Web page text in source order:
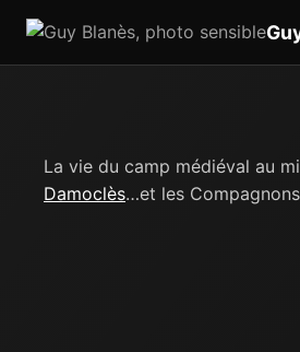
La vie du camp médiéval au
Damoclès…et les